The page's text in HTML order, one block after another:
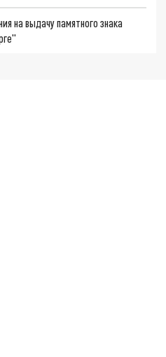
на выдачу памятного знака